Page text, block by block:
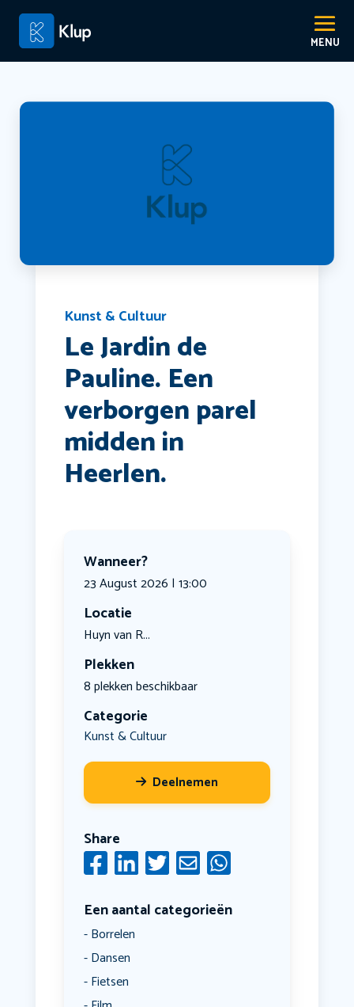
Kunst & Cultuur
Le Jardin de
Pauline. Een
verborgen parel
midden in
Heerlen.
Wanneer?
23 August 2026 | 13:00
Locatie
Huyn van R...
Plekken
8 plekken beschikbaar
Categorie
Kunst & Cultuur
Deelnemen
Share
Een aantal categorieën
Borrelen
Dansen
Fietsen